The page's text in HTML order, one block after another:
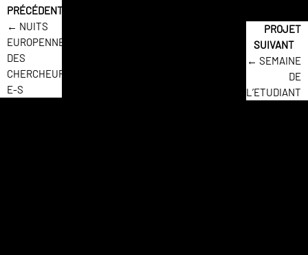
← NUITS
EUROPENNE
DES
CHERCHEUR-
E-S
← SEMAINE
DE
L’ETUDIANT